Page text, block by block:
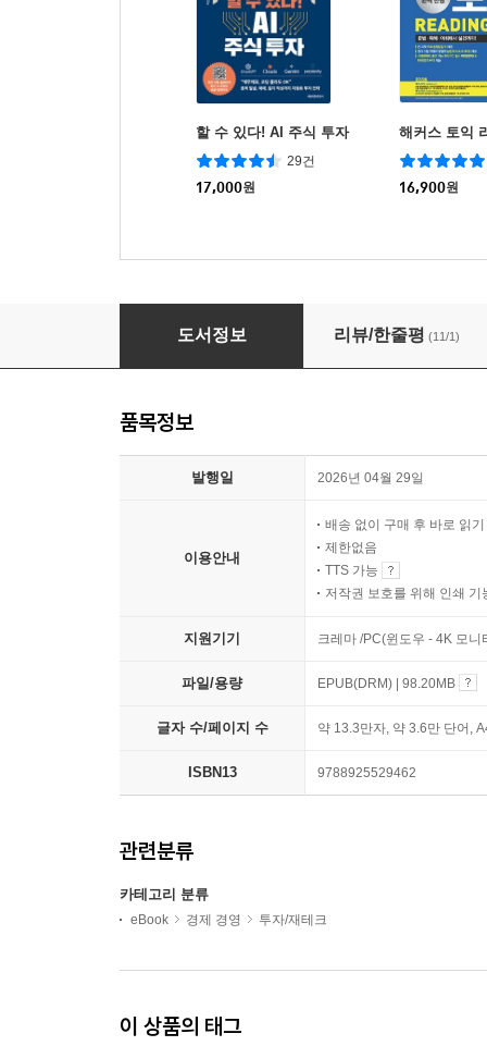
할 수 있다! AI 주식 투자
29건
17,000원
해커스 토익
16,900원
나는 AI로 급등주에 투자한다
도서정보 리뷰/한줄평 (11/1)
품목정보
발행일 2026년 04월 29일
이용안내
배송 없이 구매 후 바로 읽기
제한없음
TTS 가능
저작권 보호를 위해 인쇄 기
지원기기 크레마 /PC(윈도우 - 4K 모
파일/용량 EPUB(DRM) | 98.20MB
글자 수/페이지 수 약 13.3만자, 약 3.6만 단어,
ISBN13 9788925529462
관련분류
카테고리 분류
eBook 경제 경영 투자/재테크
이 상품의 태그